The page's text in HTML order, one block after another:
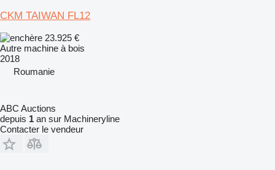
CKM TAIWAN FL12
23.925 €
Autre machine à bois
2018
Roumanie
ABC Auctions
depuis 1 an sur Machineryline
Contacter le vendeur